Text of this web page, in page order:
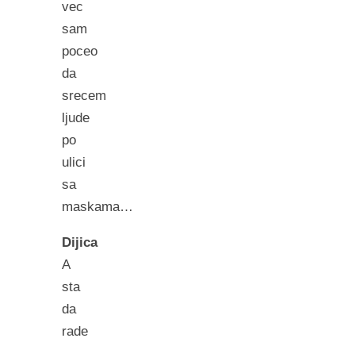
vec
sam
poceo
da
srecem
ljude
po
ulici
sa
maskama…
Dijica
A
sta
da
rade